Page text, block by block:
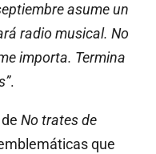
asume un
radio musical. No
importa. Termina
.
No trates de
que